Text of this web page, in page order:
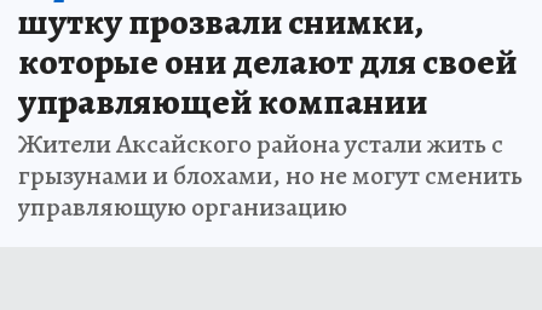
шутку прозвали снимки,
которые они делают для своей
управляющей компании
Жители Аксайского района устали жить с
грызунами и блохами, но не могут сменить
управляющую организацию